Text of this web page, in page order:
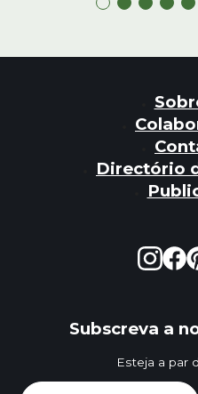
Directório
Subscreva a
Esteja a par